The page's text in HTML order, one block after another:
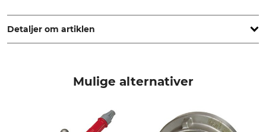
Ardenne-Allee 27, 71522 Backnang, Germany, www.geka.de
Detaljer om artiklen
Mulige alternativer